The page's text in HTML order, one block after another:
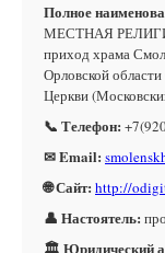
Полное
МЕСТНАЯ
приход храма
Орловской
Церкви
📞 Телефон:
✉ Email:
🌐 Сайт: http://
👤 Настоятель:
🏛 Юридический